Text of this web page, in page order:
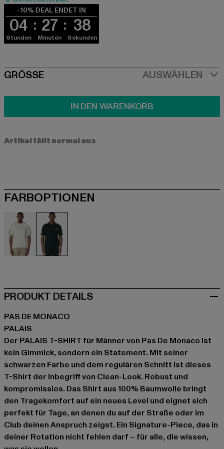
-10% DEAL ENDET IN
04
Stunden
27
Minuten
37
Sekunden
SIZE
GRÖSSE AUSWÄHLEN
IN DEN WARENKORB
Artikel fällt normal aus
FARBOPTIONEN
PRODUKT DETAILS
PAS DE MONACO
PALAIS
Der PALAIS T-SHIRT für Männer von Pas De Monaco ist
kein Gimmick, sondern ein Statement. Mit seiner
schwarzen Farbe und dem regulären Schnitt ist dieses
T-Shirt der Inbegriff von Clean-Look. Robust und
kompromisslos. Das Shirt aus 100% Baumwolle bringt
den Tragekomfort auf ein neues Level und eignet sich
perfekt für Tage, an denen du auf der Straße oder im
Club deinen Anspruch zeigst. Ein Signature-Piece, das in
deiner Rotation nicht fehlen darf – für alle, die wissen,